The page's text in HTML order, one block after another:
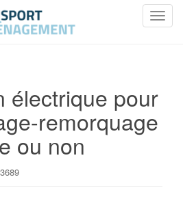
T
e
a
électrique pour
remorquage
ou non